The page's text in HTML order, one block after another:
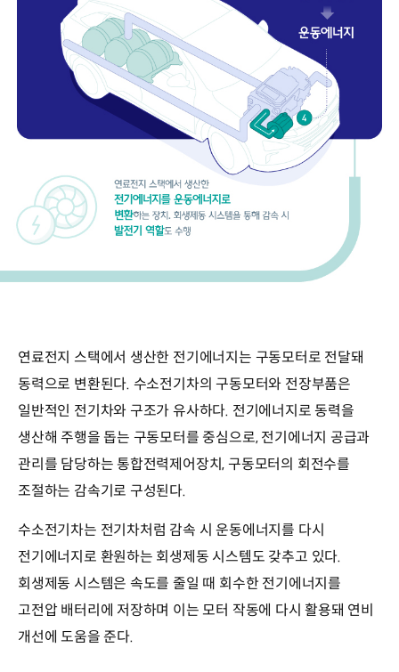
연료전지 스택에서 생산한 전기에너지는 구동모터로 전달돼
동력으로 변환된다. 수소전기차의 구동모터와 전장부품은
일반적인 전기차와 구조가 유사하다. 전기에너지로 동력을
생산해 주행을 돕는 구동모터를 중심으로, 전기에너지 공급과
관리를 담당하는 통합전력제어장치, 구동모터의 회전수를
조절하는 감속기로 구성된다.
수소전기차는 전기차처럼 감속 시 운동에너지를 다시
전기에너지로 환원하는 회생제동 시스템도 갖추고 있다.
회생제동 시스템은 속도를 줄일 때 회수한 전기에너지를
고전압 배터리에 저장하며 이는 모터 작동에 다시 활용돼 연비
개선에 도움을 준다.